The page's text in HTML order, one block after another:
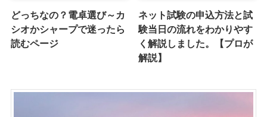
どっちなの？電卓選び～カ
シオかシャープで迷ったら
読むページ
ネット試験の申込方法と試
験当日の流れをわかりやす
く解説しました。【プロが
解説】